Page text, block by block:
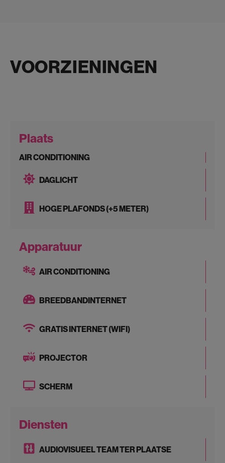
VOORZIENINGEN
Plaats
AIR CONDITIONING
DAGLICHT
HOGE PLAFONDS (+5 METER)
Apparatuur
AIR CONDITIONING
BREEDBANDINTERNET
GRATIS INTERNET (WIFI)
PROJECTOR
SCHERM
Diensten
AUDIOVISUEEL TEAM TER PLAATSE